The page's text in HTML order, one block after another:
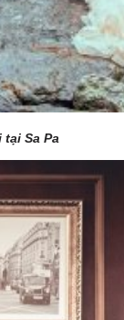
Sa Pa